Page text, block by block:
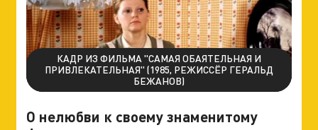
КАДР ИЗ ФИЛЬМА "САМАЯ ОБАЯТЕЛЬНАЯ И
ПРИВЛЕКАТЕЛЬНАЯ" (1985, РЕЖИССЁР ГЕРАЛЬД
БЕЖАНОВ)
О нелюбви к своему знаменитому